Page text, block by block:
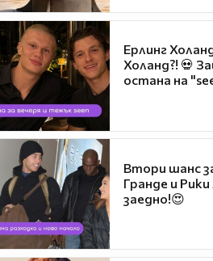
Ерлинг
Холанд?! 💀
остана на
Втори шанс
Гранде и
заедно!😍